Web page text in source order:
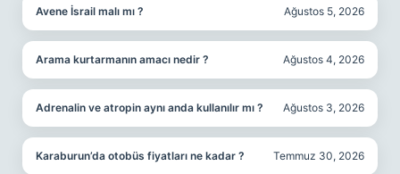
Avene İsrail malı mı ? Ağustos 5, 2026
Arama kurtarmanın amacı nedir ? Ağustos 4, 2026
Adrenalin ve atropin aynı anda kullanılır mı ? Ağustos 3, 2026
Karaburun’da otobüs fiyatları ne kadar ? Temmuz 30, 2026